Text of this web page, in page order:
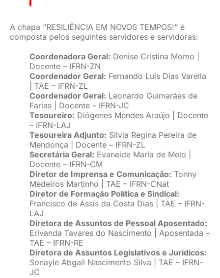
A chapa “RESILIÊNCIA EM NOVOS TEMPOS!” é
composta pelos seguintes servidores e servidoras:
Coordenadora Geral: Denise Cristina Momo |
Docente – IFRN-ZN
Coordenador Geral: Fernando Luís Dias Varella
| TAE – IFRN-ZL
Coordenador Geral: Leonardo Guimarães de
Farias | Docente – IFRN-JC
Tesoureiro: Diógenes Mendes Araújo | Docente
– IFRN-LAJ
Tesoureira Adjunto: Silvia Regina Pereira de
Mendonça | Docente – IFRN-ZL
Secretária Geral: Evaneide Maria de Melo |
Docente – IFRN-CM
Diretor de Imprensa e Comunicação: Tonny
Medeiros Martinho | TAE – IFRN-CNat
Diretor de Formação Política e Sindical:
Francisco de Assis da Costa Dias | TAE – IFRN-
LAJ
Diretora de Assuntos de Pessoal Aposentado:
Erivanda Tavares do Nascimento | Aposentada –
TAE – IFRN-RE
Diretora de Assuntos Legislativos e Jurídicos:
Sonayle Abgail Nascimento Silva | TAE – IFRN-
JC